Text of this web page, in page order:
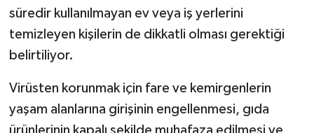
süredir kullanılmayan ev veya iş yerlerini
temizleyen kişilerin de dikkatli olması gerektiği
belirtiliyor.
Virüsten korunmak için fare ve kemirgenlerin
yaşam alanlarına girişinin engellenmesi, gıda
ürünlerinin kapalı şekilde muhafaza edilmesi ve